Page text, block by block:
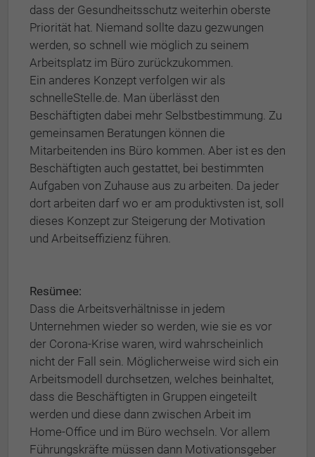
dass der Gesundheitsschutz weiterhin oberste
Priorität hat. Niemand sollte dazu gezwungen
werden, so schnell wie möglich zu seinem
Arbeitsplatz im Büro zurückzukommen.
Ein anderes Konzept verfolgen wir als
schnelleStelle.de. Man überlässt den
Beschäftigten dabei mehr Selbstbestimmung. Zu
gemeinsamen Beratungen können die
Mitarbeitenden ins Büro kommen. Aber ist es den
Beschäftigten auch gestattet, bei bestimmten
Aufgaben von Zuhause aus zu arbeiten. Da jeder
dort arbeiten darf wo er am produktivsten ist, soll
dieses Konzept zur Steigerung der Motivation
und Arbeitseffizienz führen.
Resümee:
Dass die Arbeitsverhältnisse in jedem
Unternehmen wieder so werden, wie sie es vor
der Corona-Krise waren, wird wahrscheinlich
nicht der Fall sein. Möglicherweise wird sich ein
Arbeitsmodell durchsetzen, welches beinhaltet,
dass die Beschäftigten in Gruppen eingeteilt
werden und diese dann zwischen Arbeit im
Home-Office und im Büro wechseln. Vor allem
Führungskräfte müssen dann Motivationsgeber